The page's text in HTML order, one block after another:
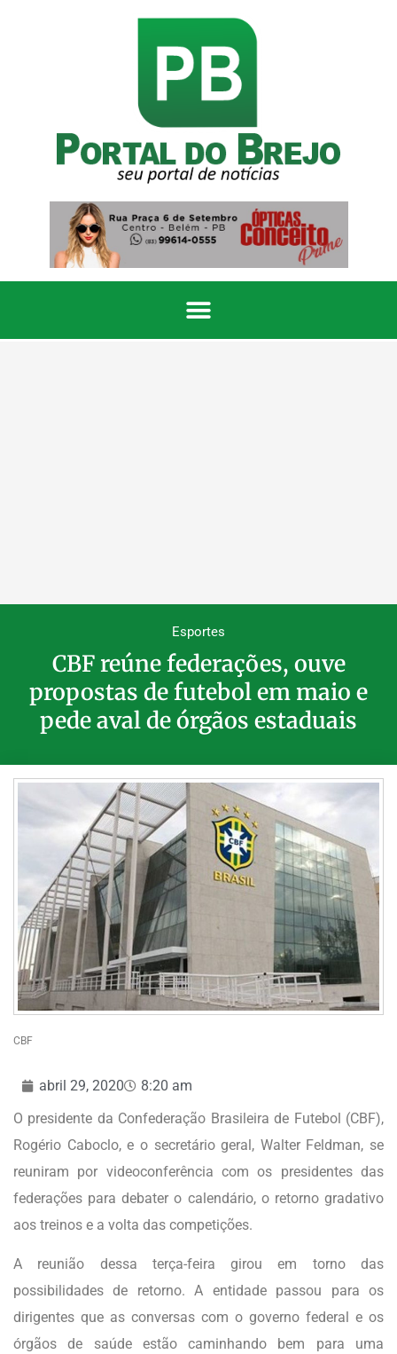
Esportes
CBF reúne federações, ouve
propostas de futebol em maio e
pede aval de órgãos estaduais
CBF
abril 29, 2020
8:20 am
O presidente da Confederação Brasileira de Futebol (CBF),
Rogério Caboclo, e o secretário geral, Walter Feldman, se
reuniram por videoconferência com os presidentes das
federações para debater o calendário, o retorno gradativo
aos treinos e a volta das competições.
A reunião dessa terça-feira girou em torno das
possibilidades de retorno. A entidade passou para os
dirigentes que as conversas com o governo federal e os
órgãos de saúde estão caminhando bem para uma